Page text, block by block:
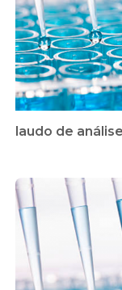
laudo de